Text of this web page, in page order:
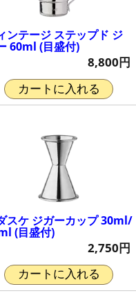
ンテージ ステップド ジ
60ml (目盛付)
8,800円
カートに入れる
スケ ジガーカップ 30ml/
(目盛付)
2,750円
カートに入れる